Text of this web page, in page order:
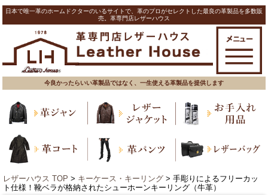
日本で唯一革のホームドクターのいるサイトで、革のプロがセレクトした最良の革製品を多数販
売。革専門店レザーハウス
今良かったらいい革製品ではなく、一生使える革製品を提供します
レザーハウス TOP > キーケース・キーリング > 手彫りによるフリーカッ
ト仕様！靴ベラが格納されたシューホーンキーリング（牛革）